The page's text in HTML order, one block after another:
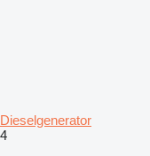
Dieselgenerator
4